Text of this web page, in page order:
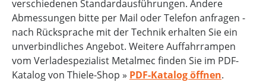
verschiedenen Standardausführungen. Andere
Abmessungen bitte per Mail oder Telefon anfragen -
nach Rücksprache mit der Technik erhalten Sie ein
unverbindliches Angebot. Weitere Auffahrrampen
vom Verladespezialist Metalmec finden Sie im PDF-
Katalog von Thiele-Shop » PDF-Katalog öffnen.